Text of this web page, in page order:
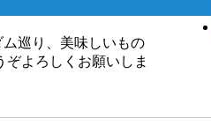
巡り、美味しいもの
よろしくお願いしま